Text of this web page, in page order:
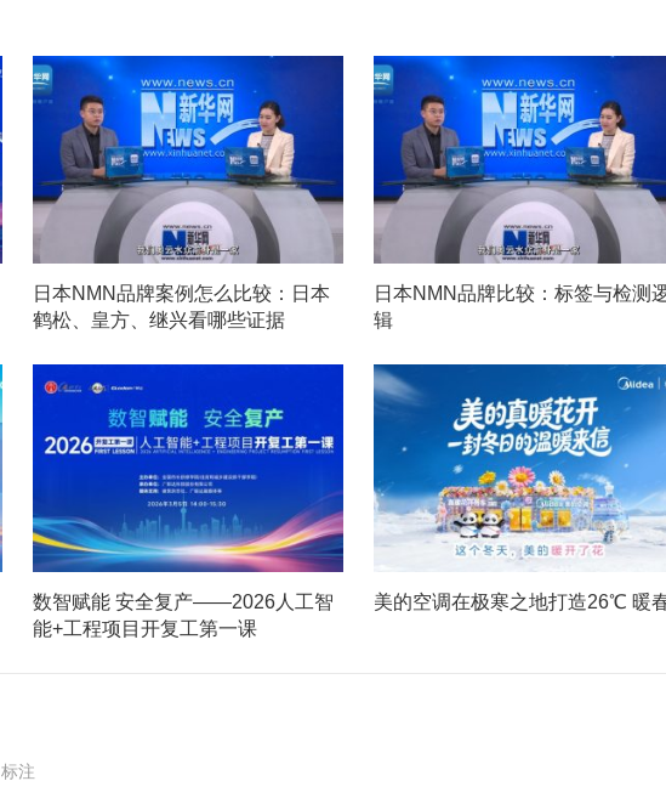
日本NMN品牌案例怎么比较：日本
鹤松、皇方、继兴看哪些证据
日本NMN品牌比较：标签与检测
辑
数智赋能 安全复产——2026人工智
能+工程项目开复工第一课
美的空调在极寒之地打造26℃ 暖
标注